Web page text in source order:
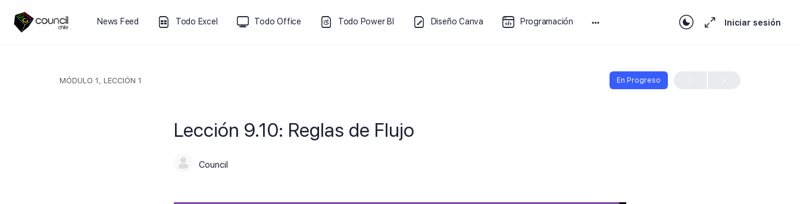
News Feed Todo Excel Todo Office Todo Power BI Diseño Canva Programación Iniciar sesión
MÓDULO 1, LECCIÓN 1 En Progreso
Lección 9.10: Reglas de Flujo
Council